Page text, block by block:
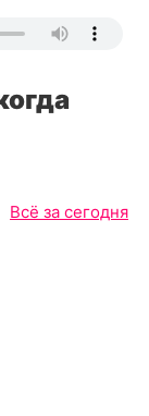
Всё за сегодня